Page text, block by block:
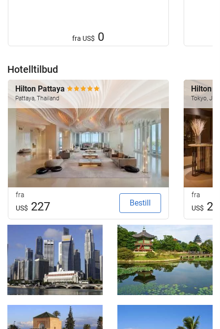
fra US$ 0
Hotelltilbud
Hilton Pattaya
Pattaya, Thailand
fra
US$ 227 Bestill
Hilton
Tokyo,
fra
US$